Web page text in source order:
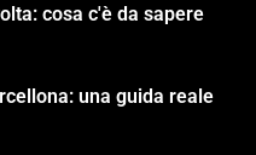
cosa c'è da sapere
una guida reale